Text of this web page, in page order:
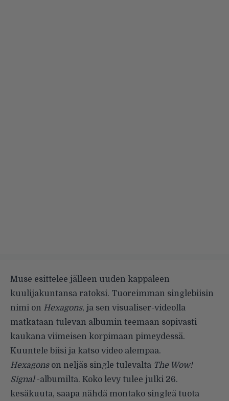
Muse esittelee jälleen uuden kappaleen
kuulijakuntansa ratoksi. Tuoreimman singlebiisin
nimi on Hexagons, ja sen visualiser-videolla
matkataan tulevan albumin teemaan sopivasti
kaukana viimeisen korpimaan pimeydessä.
Kuuntele biisi ja katso video alempaa.
Hexagonson neljäs single tulevalta The Wow!
Signal-albumilta. Koko levy tulee julki 26.
kesäkuuta, saapa nähdä montako singleä tuota